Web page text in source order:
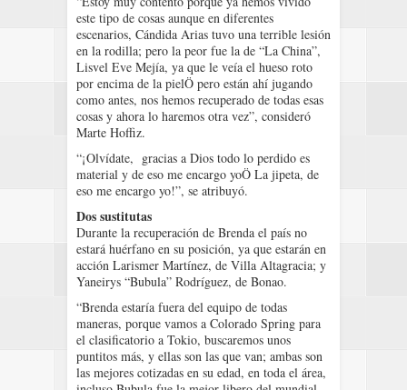
este tipo de cosas aunque en diferentes
escenarios, Cándida Arias tuvo una terrible lesión
en la rodilla; pero la peor fue la de “La China”,
Lisvel Eve Mejía, ya que le veía el hueso roto
por encima de la pielÖ pero están ahí jugando
como antes, nos hemos recuperado de todas esas
cosas y ahora lo haremos otra vez”, consideró
Marte Hoffiz.
“¡Olvídate, gracias a Dios todo lo perdido es
material y de eso me encargo yoÖ La jipeta, de
eso me encargo yo!”, se atribuyó.
Dos sustitutas
Durante la recuperación de Brenda el país no
estará huérfano en su posición, ya que estarán en
acción Larismer Martínez, de Villa Altagracia; y
Yaneirys “Bubula” Rodríguez, de Bonao.
“Brenda estaría fuera del equipo de todas
maneras, porque vamos a Colorado Spring para
el clasificatorio a Tokio, buscaremos unos
puntitos más, y ellas son las que van; ambas son
las mejores cotizadas en su edad, en toda el área,